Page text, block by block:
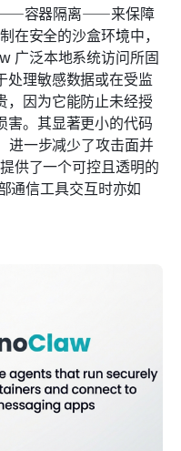
——容器隔离——来保障
在安全的沙盒环境中，
广泛本地系统访问所固
处理敏感数据或在受监
，因为它能防止未经授
害。其显著更小的代码
进一步减少了攻击面并
供了一个可控且透明的
通信工具交互时亦如